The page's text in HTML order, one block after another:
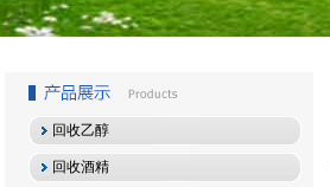
回收乙醇
回收酒精